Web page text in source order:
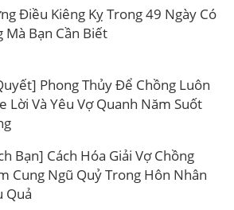
Điều Kiêng Kỵ Trong 49 Ngày Có
Mà Bạn Cần Biết
Phong Thủy Để Chồng Luôn
Lời Và Yêu Vợ Quanh Năm Suốt
Bạn] Cách Hóa Giải Vợ Chồng
Cung Ngũ Quỷ Trong Hôn Nhân
Quả